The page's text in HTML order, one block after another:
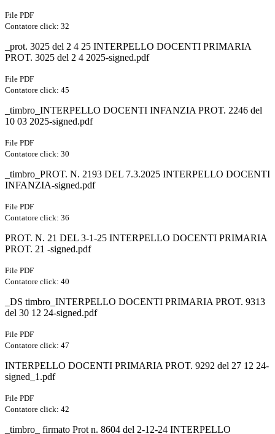
File PDF
Contatore click: 32
_prot. 3025 del 2 4 25 INTERPELLO DOCENTI PRIMARIA
PROT. 3025 del 2 4 2025-signed.pdf
File PDF
Contatore click: 45
_timbro_INTERPELLO DOCENTI INFANZIA PROT. 2246 del
10 03 2025-signed.pdf
File PDF
Contatore click: 30
_timbro_PROT. N. 2193 DEL 7.3.2025 INTERPELLO DOCENTI
INFANZIA-signed.pdf
File PDF
Contatore click: 36
PROT. N. 21 DEL 3-1-25 INTERPELLO DOCENTI PRIMARIA
PROT. 21 -signed.pdf
File PDF
Contatore click: 40
_DS timbro_INTERPELLO DOCENTI PRIMARIA PROT. 9313
del 30 12 24-signed.pdf
File PDF
Contatore click: 47
INTERPELLO DOCENTI PRIMARIA PROT. 9292 del 27 12 24-
signed_1.pdf
File PDF
Contatore click: 42
_timbro_ firmato Prot n. 8604 del 2-12-24 INTERPELLO